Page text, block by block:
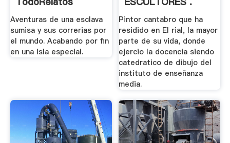
Aventuras de una esclava
sumisa y sus correrias por
el mundo. Acabando por fin
en una isla especial.
Pintor cantabro que ha
residido en El rial, la mayor
parte de su vida, donde
ejercio la docencia siendo
catedratico de dibujo del
instituto de enseñanza
media.